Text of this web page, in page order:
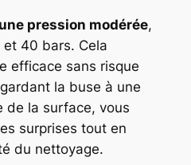
pression modérée,
40 bars. Cela
efficace sans risque
la buse à une
de la surface, vous
surprises tout en
du nettoyage.